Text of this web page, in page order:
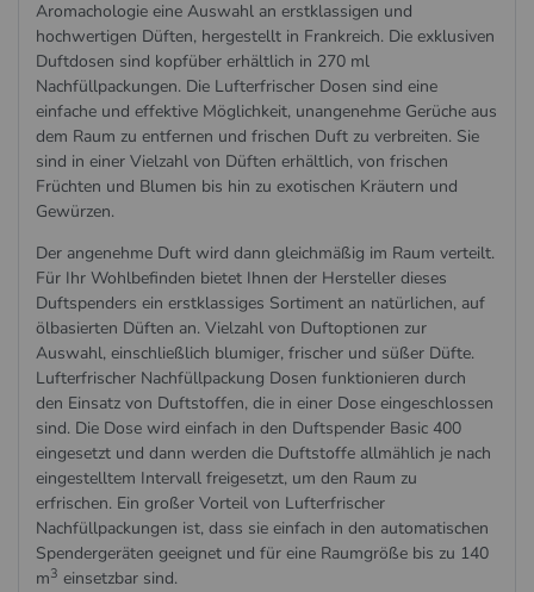
Aromachologie eine Auswahl an erstklassigen und
hochwertigen Düften, hergestellt in Frankreich. Die exklusiven
Duftdosen sind kopfüber erhältlich in 270 ml
Nachfüllpackungen. Die Lufterfrischer Dosen sind eine
einfache und effektive Möglichkeit, unangenehme Gerüche aus
dem Raum zu entfernen und frischen Duft zu verbreiten. Sie
sind in einer Vielzahl von Düften erhältlich, von frischen
Früchten und Blumen bis hin zu exotischen Kräutern und
Gewürzen.
Der angenehme Duft wird dann gleichmäßig im Raum verteilt.
Für Ihr Wohlbefinden bietet Ihnen der Hersteller dieses
Duftspenders ein erstklassiges Sortiment an natürlichen, auf
ölbasierten Düften an. Vielzahl von Duftoptionen zur
Auswahl, einschließlich blumiger, frischer und süßer Düfte.
Lufterfrischer Nachfüllpackung Dosen funktionieren durch
den Einsatz von Duftstoffen, die in einer Dose eingeschlossen
sind. Die Dose wird einfach in den Duftspender Basic 400
eingesetzt und dann werden die Duftstoffe allmählich je nach
eingestelltem Intervall freigesetzt, um den Raum zu
erfrischen. Ein großer Vorteil von Lufterfrischer
Nachfüllpackungen ist, dass sie einfach in den automatischen
Spendergeräten geeignet und für eine Raumgröße bis zu 140
m3 einsetzbar sind.